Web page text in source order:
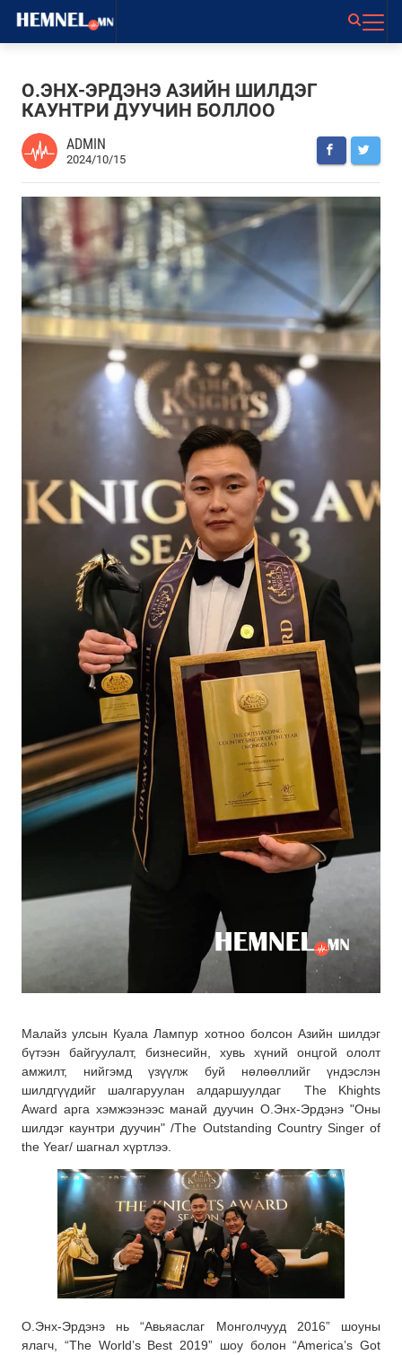
О.ЭНХ-ЭРДЭНЭ АЗИЙН ШИЛДЭГ
КАУНТРИ ДУУЧИН БОЛЛОО
ADMIN
2024/10/15
Малайз улсын Куала Лампур хотноо болсон Азийн шилдэг
бүтээн байгуулалт, бизнесийн, хувь хүний онцгой ололт
амжилт, нийгэмд үзүүлж буй нөлөөллийг үндэслэн
шилдгүүдийг шалгаруулан алдаршуулдаг The Khights
Award арга хэмжээнээс манай дуучин О.Энх-Эрдэнэ "Оны
шилдэг каунтри дуучин" /The Outstanding Country Singer of
the Year/ шагнал хүртлээ.
О.Энх-Эрдэнэ нь “Авьяаслаг Монголчууд 2016” шоуны
ялагч, “The World’s Best 2019” шоу болон “America’s Got